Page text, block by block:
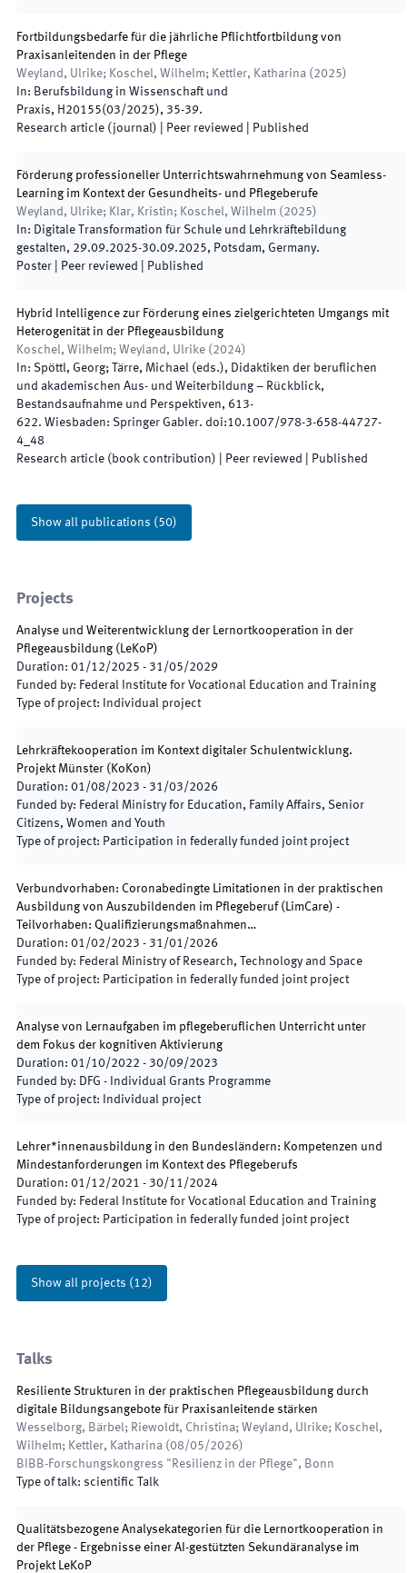
Fortbildungsbedarfe für die jährliche Pflichtfortbildung von
Praxisanleitenden in der Pflege
Weyland, Ulrike; Koschel, Wilhelm; Kettler, Katharina ( 2025)
In: Berufsbildung in Wissenschaft und
Praxis, H20155(03/2025), 35-39.
Research article (journal) | Peer reviewed Published
Förderung professioneller Unterrichtswahrnehmung von Seamless-
Learning im Kontext der Gesundheits- und Pflegeberufe
Weyland, Ulrike; Klar, Kristin; Koschel, Wilhelm ( 2025)
In: Digitale Transformation für Schule und Lehrkräftebildung
gestalten, 29.09.2025-30.09.2025, Potsdam, Germany.
Poster | Peer reviewed Published
Hybrid Intelligence zur Förderung eines zielgerichteten Umgangs mit
Heterogenität in der Pflegeausbildung
Koschel, Wilhelm; Weyland, Ulrike ( 2024)
In: Spöttl, Georg; Tärre, Michael (eds.), Didaktiken der beruflichen
und akademischen Aus- und Weiterbildung – Rückblick,
Bestandsaufnahme und Perspektiven, 613-
622. Wiesbaden: Springer Gabler. doi:10.1007/978-3-658-44727-
4_48
Research article (book contribution) | Peer reviewed Published
Show all publications (50)
Projects
Analyse und Weiterentwicklung der Lernortkooperation in der
Pflegeausbildung ( LeKoP)
Duration: 01/12/2025 - 31/05/2029
Funded by: Federal Institute for Vocational Education and Training
Type of project: Individual project
Lehrkräftekooperation im Kontext digitaler Schulentwicklung.
Projekt Münster ( KoKon)
Duration: 01/08/2023 - 31/03/2026
Funded by: Federal Ministry for Education, Family Affairs, Senior
Citizens, Women and Youth
Type of project: Participation in federally funded joint project
Verbundvorhaben: Coronabedingte Limitationen in der praktischen
Ausbildung von Auszubildenden im Pflegeberuf (LimCare) -
Teilvorhaben: Qualifizierungsmaßnahmen…
Duration: 01/02/2023 - 31/01/2026
Funded by: Federal Ministry of Research, Technology and Space
Type of project: Participation in federally funded joint project
Analyse von Lernaufgaben im pflegeberuflichen Unterricht unter
dem Fokus der kognitiven Aktivierung
Duration: 01/10/2022 - 30/09/2023
Funded by: DFG - Individual Grants Programme
Type of project: Individual project
Lehrer*innenausbildung in den Bundesländern: Kompetenzen und
Mindestanforderungen im Kontext des Pflegeberufs
Duration: 01/12/2021 - 30/11/2024
Funded by: Federal Institute for Vocational Education and Training
Type of project: Participation in federally funded joint project
Show all projects (12)
Talks
Resiliente Strukturen in der praktischen Pflegeausbildung durch
digitale Bildungsangebote für Praxisanleitende stärken
Wesselborg, Bärbel; Riewoldt, Christina; Weyland, Ulrike; Koschel,
Wilhelm; Kettler, Katharina (08/05/2026)
BIBB-Forschungskongress "Resilienz in der Pflege", Bonn
Type of talk: scientific Talk
Qualitätsbezogene Analysekategorien für die Lernortkooperation in
der Pflege - Ergebnisse einer AI-gestützten Sekundäranalyse im
Projekt LeKoP